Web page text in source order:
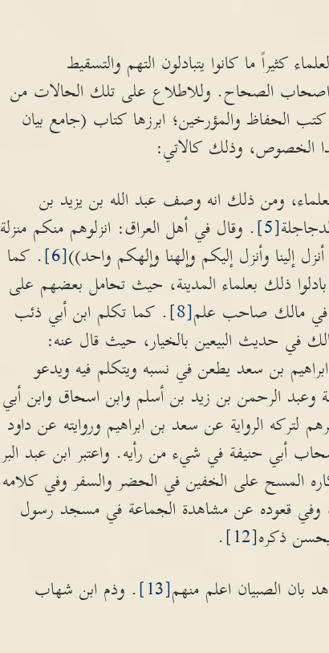
كثيراً ما كانوا يتبادلون التهم والتسقيط
اصحاب الصحاح. وللاطلاع على تلك الحالات من
الحفاظ والمؤرخين؛ ابرزها كتاب (جامع بيان
الخصوص، وذلك كالاتي:
ومن ذلك انه وصف عبد الله بن يزيد بن
[5]
. وقال في أهل العراق: انزلوهم منكم منزلة
إلينا وأنزل إليكم وإلهنا وإلهكم واحد))[6]
. كما
ذلك بعلماء المدينة، حيث تحامل بعضهم على
في مالك صاحب علم[8]
. كما تكلم ابن أبي ذئب
في حديث البيعين بالخيار، حيث قال عنه:
بن سعد يطعن في نسبه ويتكلم فيه ويدعو
الرحمن بن زيد بن أسلم وابن اسحاق وابن أبي
لتركه الرواية عن سعد بن ابراهيم وروايته عن داود
أبي حنيفة في شيء من رأيه. واعتبر ابن عبد البر
المسح على الخفين في الحضر والسفر وفي كلامه
وفي قعوده عن مشاهدة الجماعة في مسجد رسول
ذكره[12]
.
الصبيان اعلم منهم[13]
. وذم ابن شهاب